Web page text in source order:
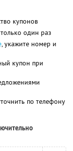
купонов
один раз
, укажите номер и
купон при
по телефону